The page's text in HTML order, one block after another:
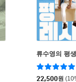
류수영의 평
22,500원